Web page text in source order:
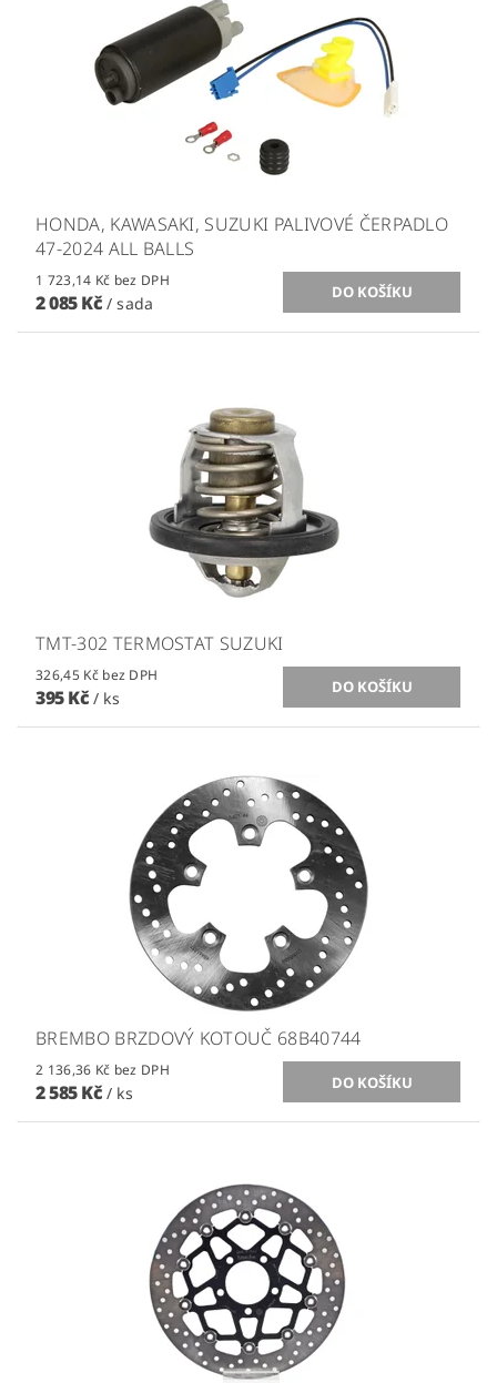
HONDA, KAWASAKI, SUZUKI PALIVOVÉ ČERPADLO
47-2024 ALL BALLS
1 723,14 Kč bez DPH
2 085 Kč / sada
TMT-302 TERMOSTAT SUZUKI
326,45 Kč bez DPH
395 Kč / ks
BREMBO BRZDOVÝ KOTOUČ 68B40744
2 136,36 Kč bez DPH
2 585 Kč / ks